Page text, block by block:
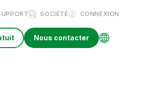
SOCIÉTÉ CONNEXION
Nous contacter